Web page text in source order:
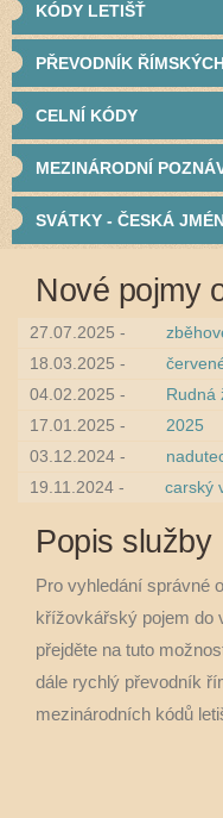
KÓDY LETIŠŤ
PŘEVODNÍK
CELNÍ KÓDY
MEZINÁRODNÍ
SVÁTKY - ČESKÁ
Nové pojmy
27.07.2025 -
18.03.2025 -
04.02.2025 -
Rudná
17.01.2025 -
2025
03.12.2024 -
19.11.2024 -
carský
Popis služby
Pro vyhledání správné
křížovkářský pojem do
přejděte na tuto
dále rychlý převodník
mezinárodních kódů